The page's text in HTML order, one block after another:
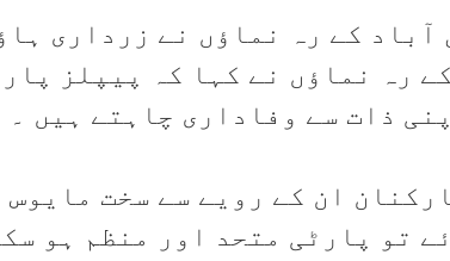
آباد کے رہ نماؤں نے زرداری
کے رہ نماؤں نے کہا کہ پیپلز
ذات سے وفاداری چاہتے ہیں ۔
ان کے رویے سے سخت
تو پارٹی متحد اور منظم ہو